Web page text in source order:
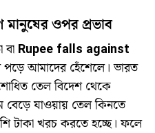
মানুষের ওপর প্রভাব
বা Rupee falls against
পড়ে আমাদের হেঁশেলে। ভারত
তেল বিদেশ থেকে
যাওয়ায় তেল কিনতে
টাকা খরচ করতে হচ্ছে। ফলে